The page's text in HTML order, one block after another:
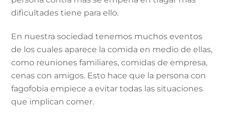
dificultades tiene para ello.
En nuestra sociedad tenemos muchos eventos
de los cuales aparece la comida en medio de ellas,
como reuniones familiares, comidas de empresa,
cenas con amigos. Esto hace que la persona con
fagofobia empiece a evitar todas las situaciones
que implican comer.